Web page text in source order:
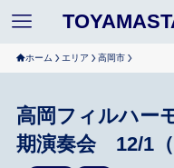
ホーム エリア 高岡市
高岡フィルハー
期演奏会 12/1（